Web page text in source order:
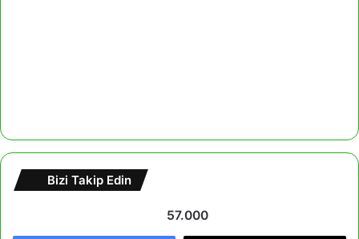
Bizi Takip Edin
57.000